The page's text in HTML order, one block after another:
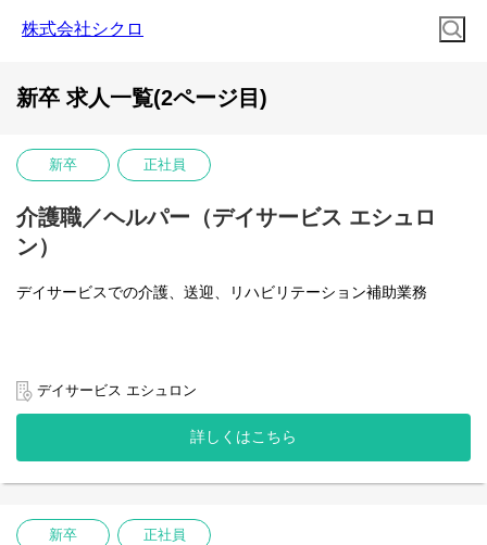
株式会社シクロ
新卒 求人一覧(2ページ目)
新卒 正社員
介護職／ヘルパー（デイサービス エシュロ
ン）
デイサービスでの介護、送迎、リハビリテーション補助業務
デイサービス エシュロン
詳しくはこちら
新卒 正社員